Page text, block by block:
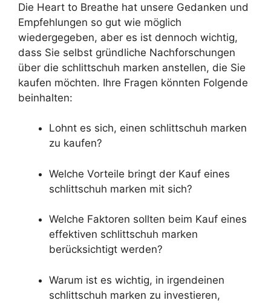
Die Heart to Breathe hat unsere Gedanken und
Empfehlungen so gut wie möglich
wiedergegeben, aber es ist dennoch wichtig,
dass Sie selbst gründliche Nachforschungen
über die schlittschuh marken anstellen, die Sie
kaufen möchten. Ihre Fragen könnten Folgende
beinhalten:
Lohnt es sich, einen schlittschuh marken
zu kaufen?
Welche Vorteile bringt der Kauf eines
schlittschuh marken mit sich?
Welche Faktoren sollten beim Kauf eines
effektiven schlittschuh marken
berücksichtigt werden?
Warum ist es wichtig, in irgendeinen
schlittschuh marken zu investieren,